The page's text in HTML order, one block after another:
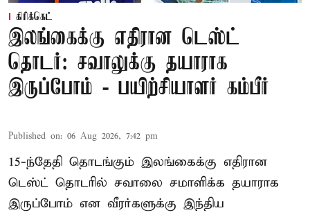
கிரிக்கெட்
இலங்கைக்கு எதிரான டெஸ்ட்
தொடர்: சவாலுக்கு தயாராக
இருப்போம் - பயிற்சியாளர் கம்பீர்
Published on: 06 Aug 2026, 7:42 pm
15-ந்தேதி தொடங்கும் இலங்கைக்கு எதிரான
டெஸ்ட் தொடரில் சவாலை சமாளிக்க தயாராக
இருப்போம் என வீரர்களுக்கு இந்திய